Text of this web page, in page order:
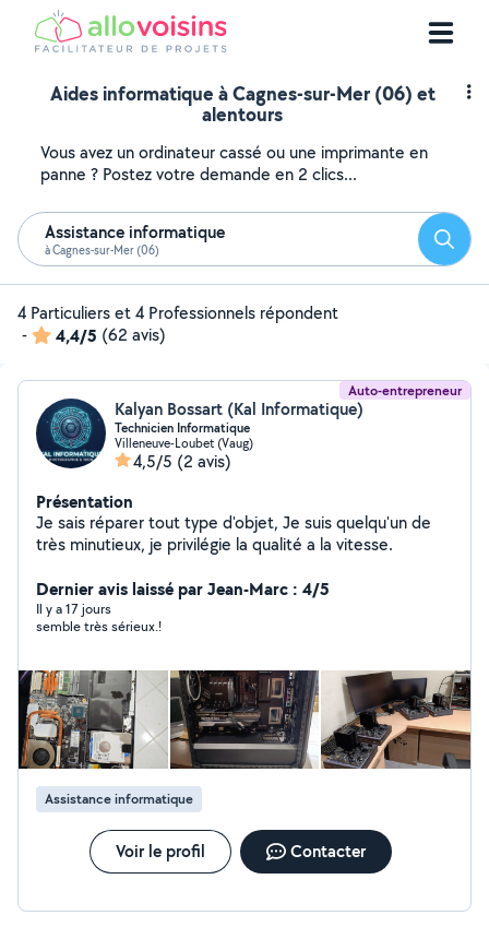
Aides informatique à Cagnes-sur-Mer (06) et
alentours
Vous avez un ordinateur cassé ou une imprimante en
panne ? Postez votre demande en 2 clics...
Assistance informatique
à Cagnes-sur-Mer (06)
4 Particuliers et 4 Professionnels répondent
-
4,4/5 (62 avis)
Auto-entrepreneur
Kalyan Bossart (Kal Informatique)
Technicien Informatique
Villeneuve-Loubet (Vaug)
4,5/5 (2 avis)
Présentation
Je sais réparer tout type d'objet, Je suis quelqu'un de
très minutieux, je privilégie la qualité a la vitesse.
Dernier avis laissé par Jean-Marc : 4/5
Il y a 17 jours
semble très sérieux.!
Assistance informatique
Voir le profil Contacter